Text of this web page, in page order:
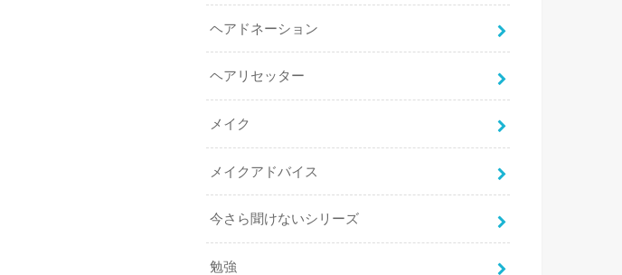
ヘアドネーション
ヘアリセッター
メイク
メイクアドバイス
今さら聞けないシリーズ
勉強